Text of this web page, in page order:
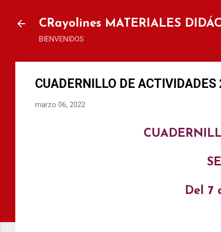
CRayolines MATERIALES
BIENVENIDOS
CUADERNILLO DE
marzo 06, 2022
Del 7